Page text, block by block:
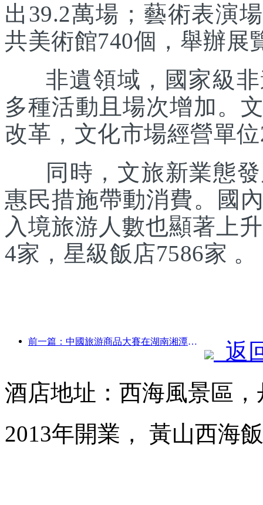
出39.2萬場；藝術表演
共美術館740個，舉辦展
非遺領域，國家級非
多種活動且場次增加。
改革，文化市場經營單
同時，文旅新業態發
惠民措施帶動消費。國
入境旅游人數也顯著上
4家，星級飯店7586家 。
前一篇：中國旅游商品大賽在湖南湘潭成功舉辦
返
酒店地址：西海風景區
2013年開業， 黃山西